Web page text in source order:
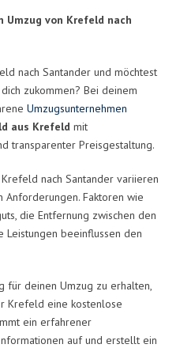
Umzug von Krefeld nach
nach Santander und möchtest
zukommen? Bei deinem
Umzugsunternehmen
aus Krefeld mit
transparenter Preisgestaltung.
nach Santander variieren
Faktoren wie
die Entfernung zwischen den
Leistungen beeinflussen den
für deinen Umzug zu erhalten,
Krefeld eine kostenlose
ein erfahrener
auf und erstellt ein